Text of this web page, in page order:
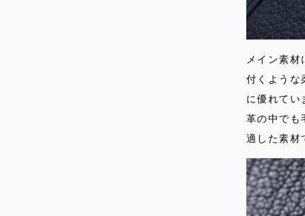
メイン素
付くような
に優れてい
革の中でも
適した素材